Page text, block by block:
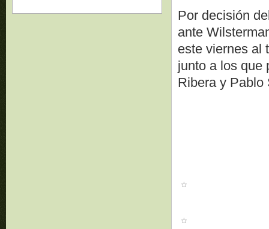
Por decisión
ante
este viernes al
junto a los que
Ribera y Pablo